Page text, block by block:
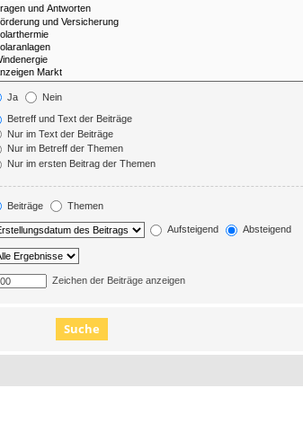
Ja Nein
Betreff und Text der Beiträge
Nur im Text der Beiträge
Nur im Betreff der Themen
Nur im ersten Beitrag der Themen
Beiträge Themen
Aufsteigend Absteigend
Zeichen der Beiträge anzeigen